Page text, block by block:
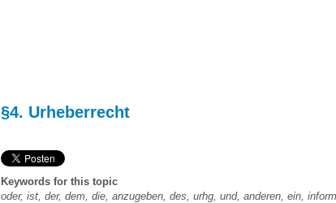
§4. Urheberrecht
Keywords for this topic
oder, ist, der, dem, die, anzugeben, des, urhg, und, anderen, ein,